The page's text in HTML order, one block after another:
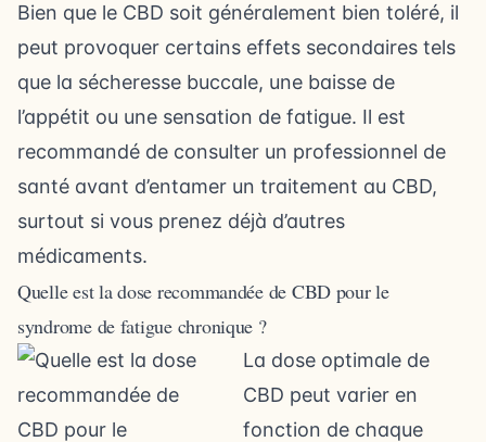
Bien que le CBD soit généralement bien toléré, il
peut provoquer certains effets secondaires tels
que la sécheresse buccale, une baisse de
l’appétit ou une sensation de fatigue. Il est
recommandé de consulter un professionnel de
santé avant d’entamer un traitement au CBD,
surtout si vous prenez déjà d’autres
médicaments.
Quelle est la dose recommandée de CBD pour le
syndrome de fatigue chronique ?
La dose optimale de
CBD peut varier en
fonction de chaque